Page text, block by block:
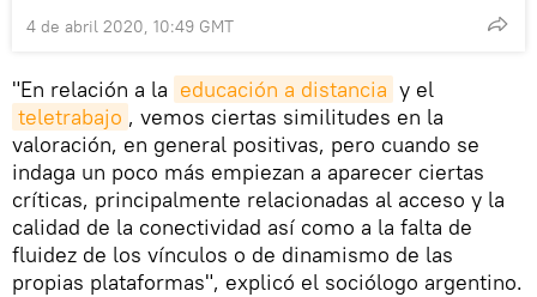
4 de abril 2020, 10:49 GMT
"En relación a la educación a distancia y el
teletrabajo , vemos ciertas similitudes en la
valoración, en general positivas, pero cuando se
indaga un poco más empiezan a aparecer ciertas
críticas, principalmente relacionadas al acceso y la
calidad de la conectividad así como a la falta de
fluidez de los vínculos o de dinamismo de las
propias plataformas", explicó el sociólogo argentino.